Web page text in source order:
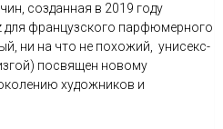
созданная в 2019 году
французского парфюмерного
ни на что не похожий, унисекс-
посвящен новому
художников и